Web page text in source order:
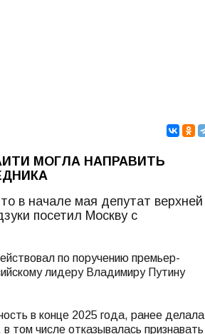
МОГЛА НАПРАВИТЬ
в начале мая депутат верхней
посетил Москву с
по поручению премьер-
лидеру Владимиру Путину
в конце 2025 года, ранее делала
том числе отказывалась признавать